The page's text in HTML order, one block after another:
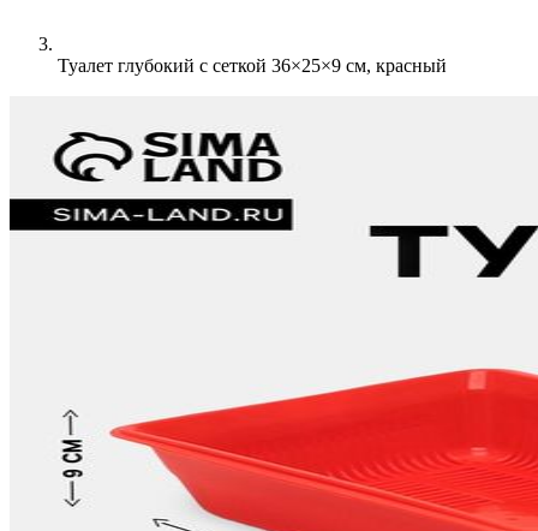
Туалет глубокий с сеткой 36×25×9 см, красный